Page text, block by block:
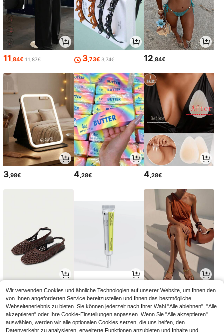
11,84€ 11,87€ 3,73€ 3,74€ 12,84€
3,98€ 4,28€ 4,28€
19,88€19,98€ 12,41€ 15,99€
Wir verwenden Cookies und ähnliche Technologien auf unserer Website, um Ihnen den
von Ihnen angeforderten Service bereitzustellen und Ihnen das bestmögliche
Webseitenerlebnis zu bieten. Sie können jederzeit nach Ihrer Wahl "Alle ablehnen", "Alle
akzeptieren" oder Ihre Cookie-Einstellungen anpassen. Wenn Sie "Alle akzeptieren"
auswählen, werden wir alle optionalen Cookies setzen, die uns helfen, den
Datenverkehr zu analysieren, erweiterte Funktionen anzubieten und Inhalte und